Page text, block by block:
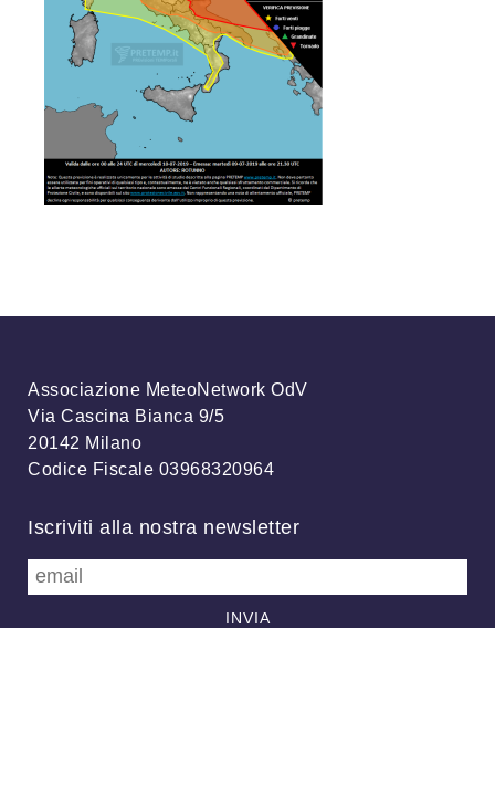
Associazione MeteoNetwork OdV
Via Cascina Bianca 9/5
20142 Milano
Codice Fiscale 03968320964
Iscriviti alla nostra newsletter